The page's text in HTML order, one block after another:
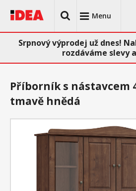
Menu
Srpnový výprodej už dnes!
rozdáváme slevy
Příborník s nástavcem
tmavě hnědá